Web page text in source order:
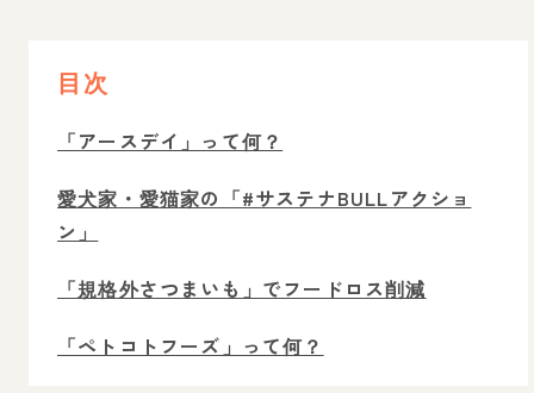
目次
「アースデイ」って何？
愛犬家・愛猫家の「#サステナBULLアクショ
ン」
「規格外さつまいも」でフードロス削減
「ペトコトフーズ」って何？